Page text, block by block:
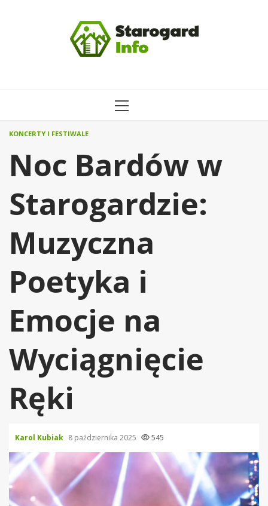
MENU
KONCERTY I FESTIWALE
Noc Bardów w
Starogardzie:
Muzyczna
Poetyka i
Emocje na
Wyciągnięcie
Ręki
Karol Kubiak 8 października 2025 545